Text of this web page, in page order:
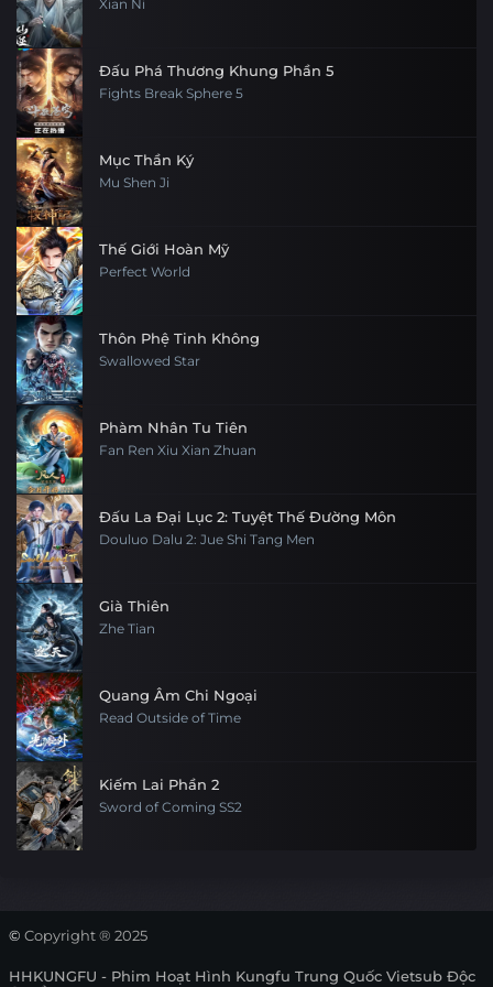
Xian Ni
Đấu Phá Thương Khung Phần 5
Fights Break Sphere 5
Mục Thần Ký
Mu Shen Ji
Thế Giới Hoàn Mỹ
Perfect World
Thôn Phệ Tinh Không
Swallowed Star
Phàm Nhân Tu Tiên
Fan Ren Xiu Xian Zhuan
Đấu La Đại Lục 2: Tuyệt Thế Đường Môn
Douluo Dalu 2: Jue Shi Tang Men
Già Thiên
Zhe Tian
Quang Âm Chi Ngoại
Read Outside of Time
Kiếm Lai Phần 2
Sword of Coming SS2
© Copyright ® 2025
HHKUNGFU - Phim Hoạt Hình Kungfu Trung Quốc Vietsub Độc